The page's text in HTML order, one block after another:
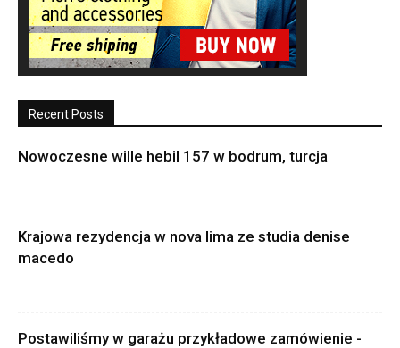
Recent Posts
Nowoczesne wille hebil 157 w bodrum, turcja
Krajowa rezydencja w nova lima ze studia denise
macedo
Postawiliśmy w garażu przykładowe zamówienie -